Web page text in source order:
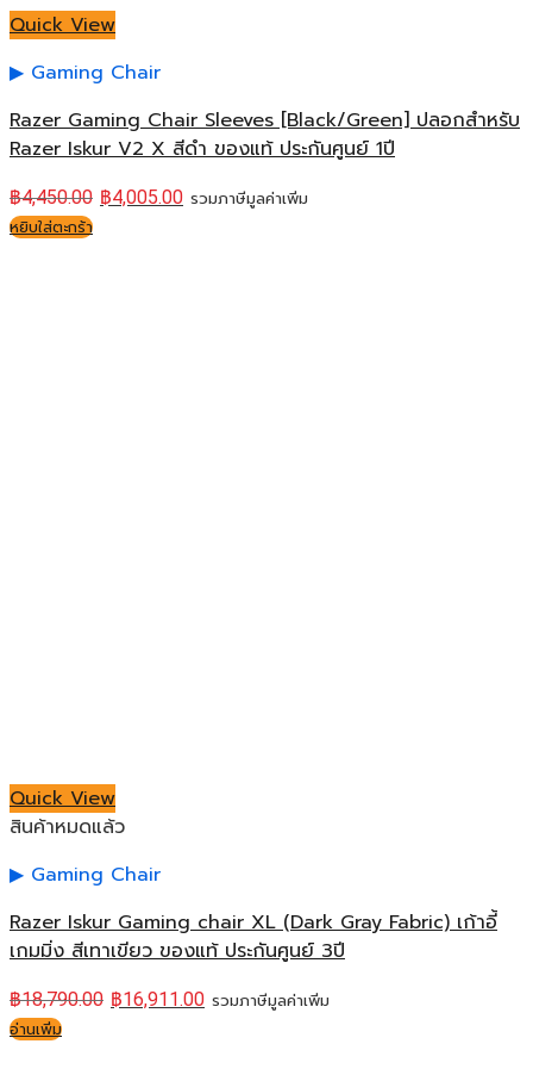
Quick View
Gaming Chair
Razer Gaming Chair Sleeves [Black/Green] ปลอกสำหรับ
Razer Iskur V2 X สีดำ ของแท้ ประกันศูนย์ 1ปี
฿4,450.00 ฿4,005.00 รวมภาษีมูลค่าเพิ่ม
หยิบใส่ตะกร้า
Quick View
สินค้าหมดแล้ว
Gaming Chair
Razer Iskur Gaming chair XL (Dark Gray Fabric) เก้าอี้
เกมมิ่ง สีเทาเขียว ของแท้ ประกันศูนย์ 3ปี
฿18,790.00 ฿16,911.00 รวมภาษีมูลค่าเพิ่ม
อ่านเพิ่ม